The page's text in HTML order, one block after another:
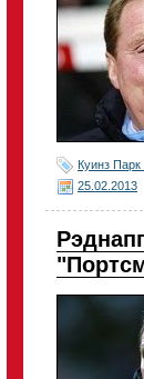
Куинз
25.02.2013